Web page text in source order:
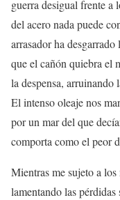
guerra desigual frente a
del acero nada puede
arrasador ha
que el cañón quiebra el
la despensa, arruinando
El intenso oleaje nos
por un mar del que
comporta como el peor
Mientras me sujeto a
lamentando las